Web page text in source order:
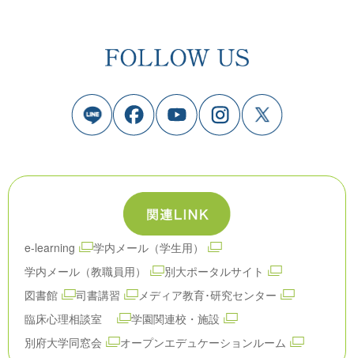
e-learning
学内メール（学生用）
学内メール（教職員用）
別大ポータルサイト
図書館
司書講習
メディア教育･研究センター
臨床心理相談室
学園関連校・施設
別府大学同窓会
オープンエデュケーションルーム